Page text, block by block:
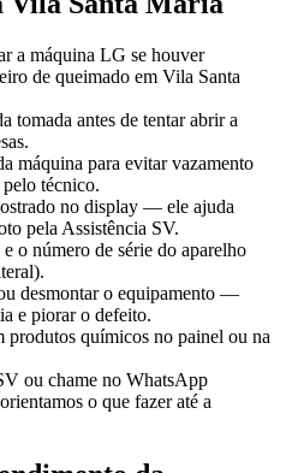
a máquina LG se houver
de queimado em Vila Santa
tomada antes de tentar abrir a
máquina para evitar vazamento
técnico.
no display — ele ajuda
pela Assistência SV.
o número de série do aparelho
desmontar o equipamento —
e piorar o defeito.
produtos químicos no painel ou na
ou chame no WhatsApp
o que fazer até a